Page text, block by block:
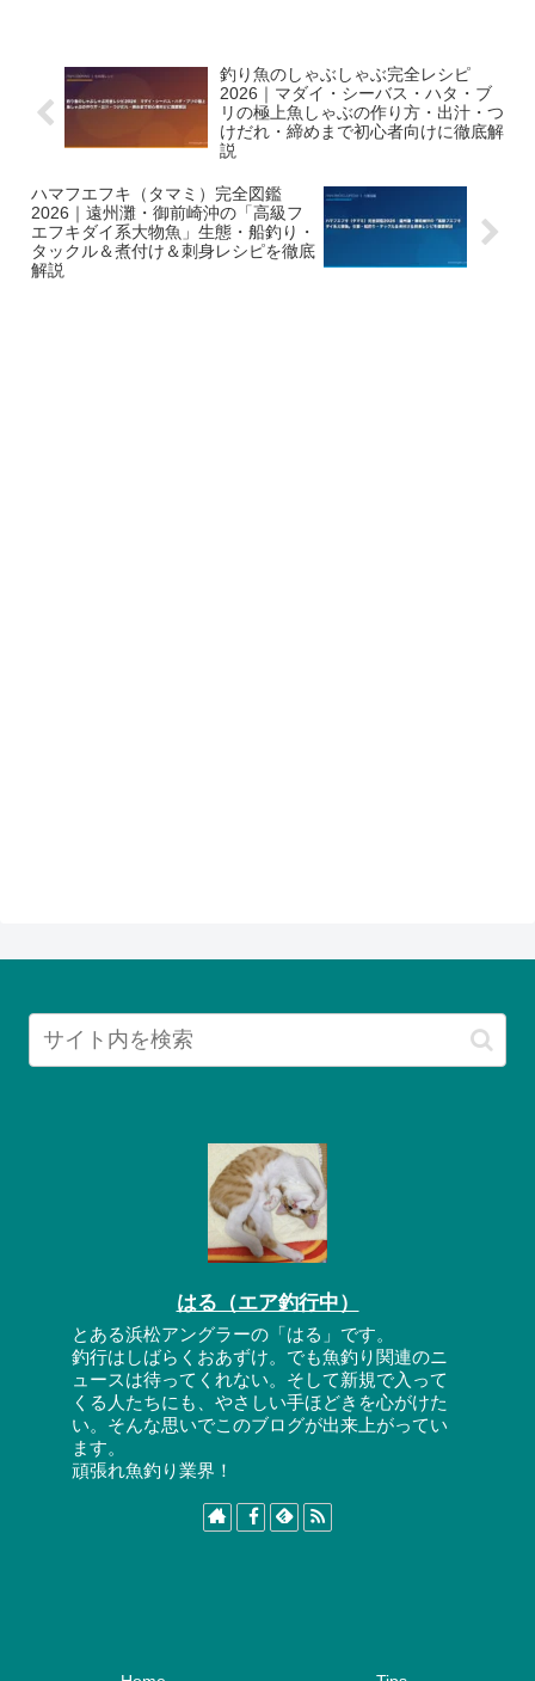
釣り魚のしゃぶしゃぶ完全レシピ
2026｜マダイ・シーバス・ハタ・ブ
リの極上魚しゃぶの作り方・出汁・つ
けだれ・締めまで初心者向けに徹底解
説
ハマフエフキ（タマミ）完全図鑑
2026｜遠州灘・御前崎沖の「高級フ
エフキダイ系大物魚」生態・船釣り・
タックル＆煮付け＆刺身レシピを徹底
解説
はる（エア釣行中）
とある浜松アングラーの「はる」です。
釣行はしばらくおあずけ。でも魚釣り関連のニ
ュースは待ってくれない。そして新規で入って
くる人たちにも、やさしい手ほどきを心がけた
い。そんな思いでこのブログが出来上がってい
ます。
頑張れ魚釣り業界！